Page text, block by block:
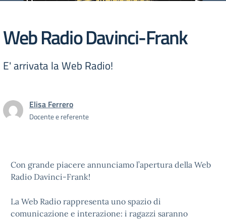
Web Radio Davinci-Frank
E' arrivata la Web Radio!
Elisa Ferrero
Docente e referente
Con grande piacere annunciamo l’apertura della Web
Radio Davinci-Frank!
La Web Radio rappresenta uno spazio di
comunicazione e interazione: i ragazzi saranno